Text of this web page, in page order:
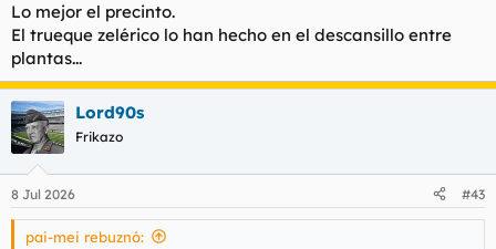
:
Lo mejor el precinto.
El trueque zelérico lo han hecho en el descansillo entre
plantas...
Lord90s
Frikazo
8 Jul 2026 #43
pai-mei rebuznó: